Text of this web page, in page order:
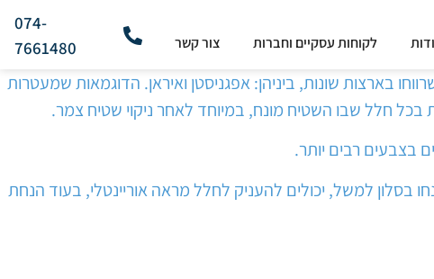
לקוחות עסקיים וחברות צור קשר
074-
7661480
בארצות שונות, ביניהן: אפגניסטן ואיראן. הדוגמאות שמעטרות
בכל חלל שבו השטיח מונח, במיוחד לאחר ניקוי שטיח צמר.
בצבעים רבים יותר.
בסלון למשל, יכולים להעניק לחלל מראה אוריינטלי, בעוד הנחת